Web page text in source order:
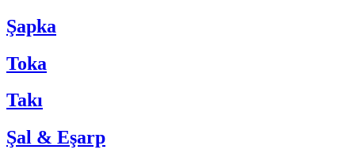
Şapka
Toka
Takı
Şal & Eşarp